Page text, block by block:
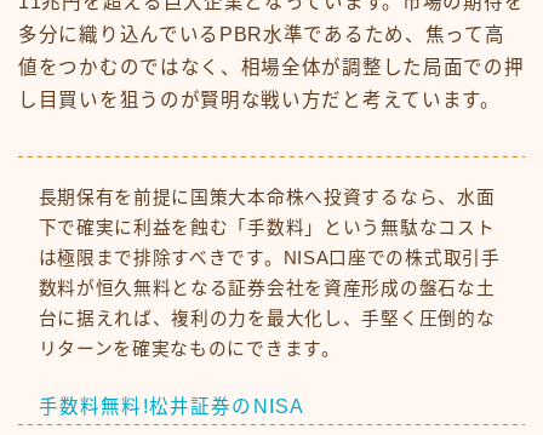
多分に織り込んでいるPBR水準であるため、焦って高
値をつかむのではなく、相場全体が調整した局面での押
し目買いを狙うのが賢明な戦い方だと考えています。
長期保有を前提に国策大本命株へ投資するなら、水面
下で確実に利益を蝕む「手数料」という無駄なコスト
は極限まで排除すべきです。NISA口座での株式取引手
数料が恒久無料となる証券会社を資産形成の盤石な土
台に据えれば、複利の力を最大化し、手堅く圧倒的な
リターンを確実なものにできます。
手数料無料!松井証券のNISA